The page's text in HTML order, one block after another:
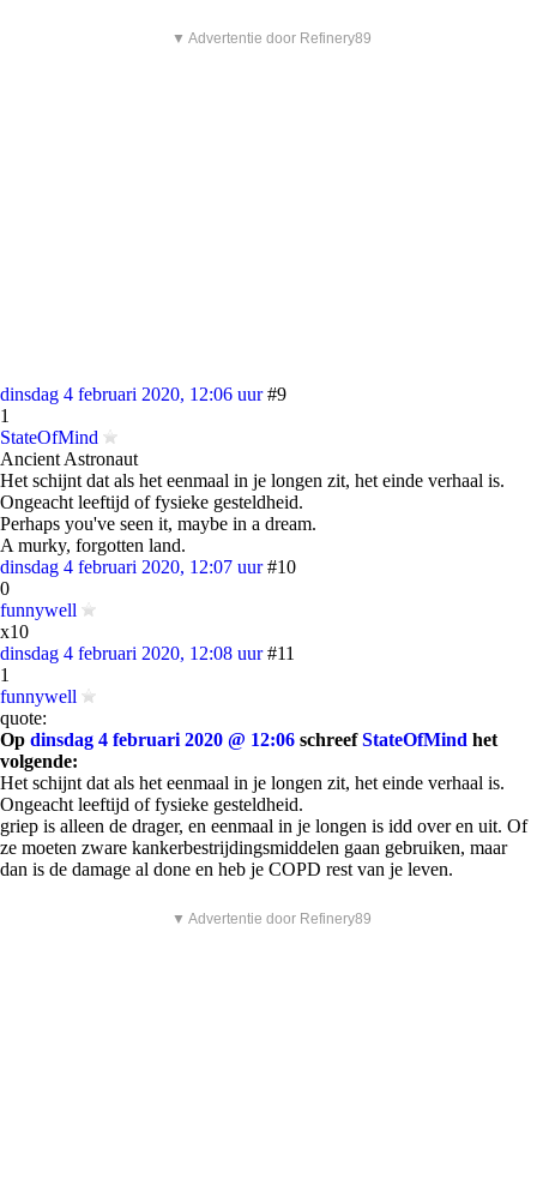
▼ Advertentie door Refinery89
dinsdag 4 februari 2020, 12:06 uur #9
1
StateOfMind
Ancient Astronaut
Het schijnt dat als het eenmaal in je longen zit, het einde verhaal is.
Ongeacht leeftijd of fysieke gesteldheid.
Perhaps you've seen it, maybe in a dream.
A murky, forgotten land.
dinsdag 4 februari 2020, 12:07 uur #10
0
funnywell
x10
dinsdag 4 februari 2020, 12:08 uur #11
1
funnywell
quote:
Op dinsdag 4 februari 2020 @ 12:06 schreefStateOfMind het
volgende:
Het schijnt dat als het eenmaal in je longen zit, het einde verhaal is.
Ongeacht leeftijd of fysieke gesteldheid.
griep is alleen de drager, en eenmaal in je longen is idd over en uit. Of
ze moeten zware kankerbestrijdingsmiddelen gaan gebruiken, maar
dan is de damage al done en heb je COPD rest van je leven.
▼ Advertentie door Refinery89